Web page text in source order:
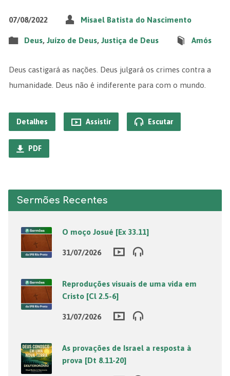
07/08/2022 Misael Batista do Nascimento
Deus, Juízo de Deus, Justiça de Deus Amós
Deus castigará as nações. Deus julgará os crimes contra a
humanidade. Deus não é indiferente para com o mundo.
Detalhes Assistir Escutar
PDF
Sermões Recentes
O moço Josué [Ex 33.11]
31/07/2026
Reproduções visuais de uma vida em
Cristo [Cl 2.5-6]
31/07/2026
As provações de Israel a resposta à
prova [Dt 8.11-20]